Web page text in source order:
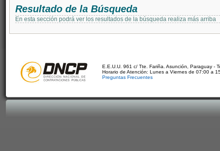
Resultado de la Búsqueda
En esta sección podrá ver los resultados de la búsqueda realiza más arriba
E.E.U.U. 961 c/ Tte. Fariña. Asunción, Paraguay -
Horario de Atención: Lunes a Viernes de 07:00 a
Preguntas Frecuentes